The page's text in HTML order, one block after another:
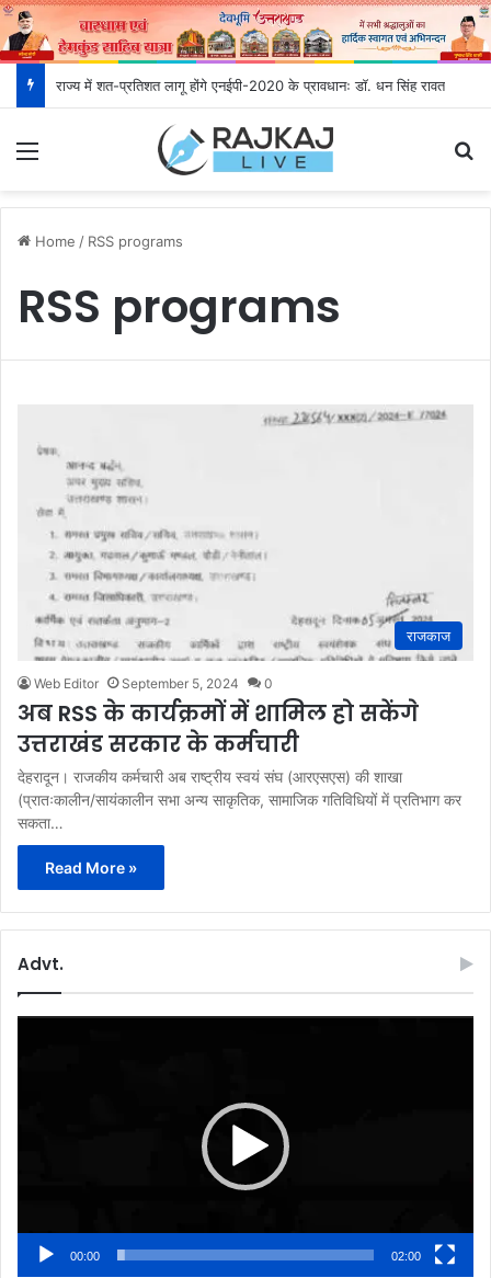
राज्य में शत-प्रतिशत लागू होंगे एनईपी-2020 के प्रावधानः डाॅ. धन सिंह रावत
Home / RSS programs
RSS programs
राजकाज
Web Editor September 5, 2024 0
अब RSS के कार्यक्रमों में शामिल हो सकेंगे
उत्तराखंड सरकार के कर्मचारी
देहरादून। राजकीय कर्मचारी अब राष्ट्रीय स्वयं संघ (आरएसएस) की शाखा
(प्रातःकालीन/सायंकालीन सभा अन्य साकृतिक, सामाजिक गतिविधियों में प्रतिभाग कर
सकता…
Read More »
Advt.
00:00 02:00